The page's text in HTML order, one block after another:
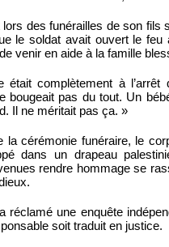
lors des funérailles de son fils
le soldat avait ouvert le feu
venir en aide à la famille
était complètement à
bougeait pas du tout. Un
Il ne méritait pas ça. »
la cérémonie funéraire, le
dans un drapeau
rendre hommage se
réclamé une enquête
soit traduit en justice.